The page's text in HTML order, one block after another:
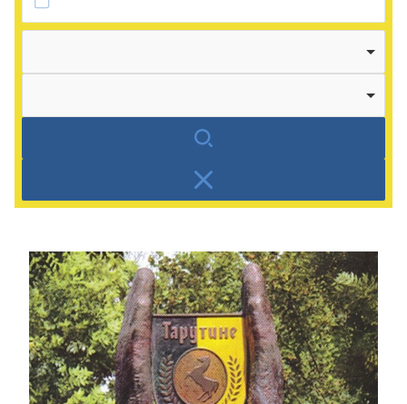
Suchen
Zurücksetzen